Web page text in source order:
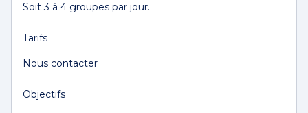
Soit 3 à 4 groupes par jour.
Tarifs
Nous contacter
Objectifs